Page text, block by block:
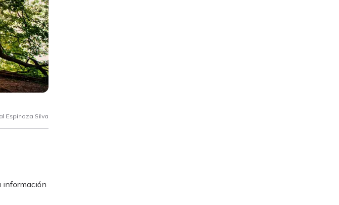
Espinoza Silva
información